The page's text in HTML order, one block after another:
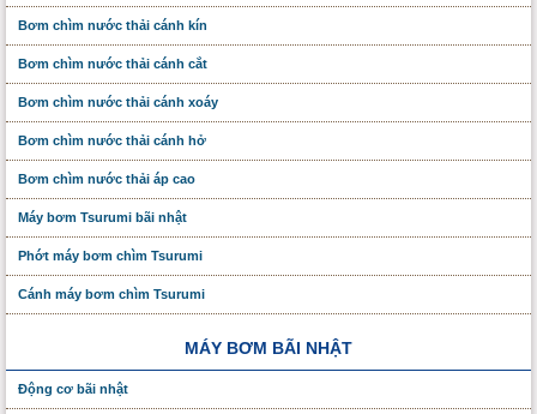
Bơm chìm nước thải cánh kín
Bơm chìm nước thải cánh cắt
Bơm chìm nước thải cánh xoáy
Bơm chìm nước thải cánh hở
Bơm chìm nước thải áp cao
Máy bơm Tsurumi bãi nhật
Phớt máy bơm chìm Tsurumi
Cánh máy bơm chìm Tsurumi
MÁY BƠM BÃI NHẬT
Động cơ bãi nhật